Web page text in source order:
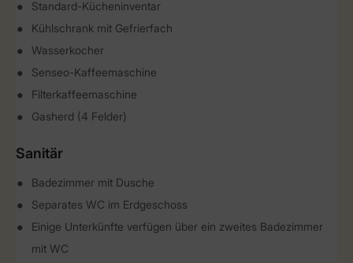
Standard-Kücheninventar
Kühlschrank mit Gefrierfach
Wasserkocher
Senseo-Kaffeemaschine
Filterkaffeemaschine
Gasherd (4 Felder)
Sanitär
Badezimmer mit Dusche
Separates WC im Erdgeschoss
Einige Unterkünfte verfügen über ein zweites Badezimmer
mit WC